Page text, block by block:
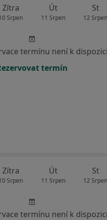
Zítra
Srpen
Út
11 Srpen
St
12 Srpen
termínu není k dispozici
termín
Zítra
Srpen
Út
11 Srpen
St
12 Srpen
termínu není k dispozici